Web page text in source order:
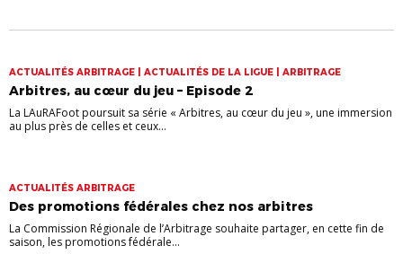
ACTUALITÉS ARBITRAGE | ACTUALITÉS DE LA LIGUE | ARBITRAGE
Arbitres, au cœur du jeu – Episode 2
La LAuRAFoot poursuit sa série « Arbitres, au cœur du jeu », une immersion
au plus près de celles et ceux...
ACTUALITÉS ARBITRAGE
Des promotions fédérales chez nos arbitres
La Commission Régionale de l’Arbitrage souhaite partager, en cette fin de
saison, les promotions fédérale...